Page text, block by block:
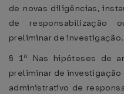
de novas diligências,
de responsabilização
preliminar de investigação.
§ 1º Nas hipóteses de
preliminar de
administrativo de